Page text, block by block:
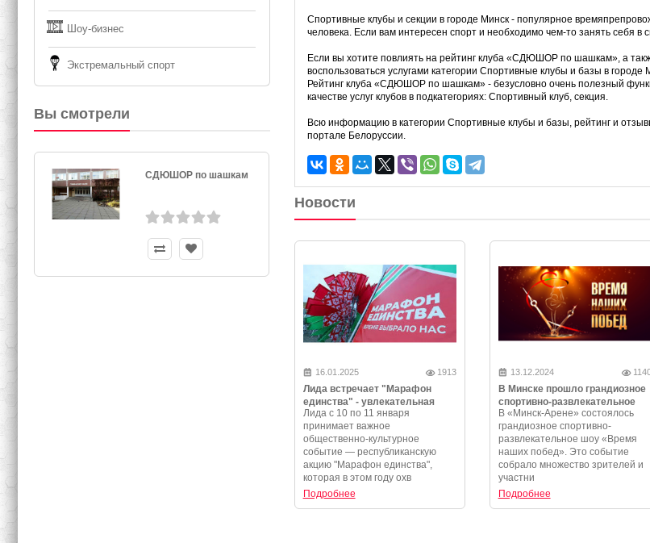
Шоу-бизнес
Экстремальный спорт
Вы смотрели
СДЮШОР по шашкам
Спортивные клубы и секции в городе Минск - популярное
человека. Если вам интересен спорт и необходимо чем-то занять
Если вы хотите повлиять на рейтинг клуба «СДЮШОР по шашкам», а
воспользоваться услугами категории Спортивные клубы и базы в
Рейтинг клуба «СДЮШОР по шашкам» - безусловно очень полезный
качестве услуг клубов в подкатегориях: Спортивный клуб, секция.
Всю информацию в категории Спортивные клубы и базы, рейтинг и
портале Белоруссии.
Новости
16.01.2025 1913
Лида встречает "Марафон
единства" - увлекательная
программа и незабываемые
события
Лида с 10 по 11 января
принимает важное
общественно-культурное
событие — республиканскую
акцию "Марафон единства",
которая в этом году охв
Подробнее
13.12.2024
В Минске прошло грандиозное
спортивно-развлекательное
шоу «Время наших побед»
В «Минск-Арене» состоялось
грандиозное спортивно-
развлекательное шоу «Время
наших побед». Это событие
собрало множество зрителей и
участни
Подробнее